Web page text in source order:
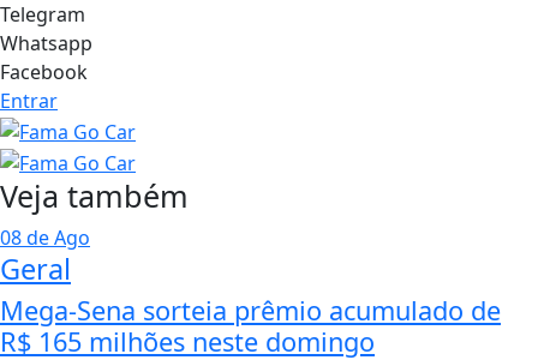
Telegram
Whatsapp
Facebook
Entrar
Veja também
08 de Ago
Geral
Mega-Sena sorteia prêmio acumulado de
R$ 165 milhões neste domingo